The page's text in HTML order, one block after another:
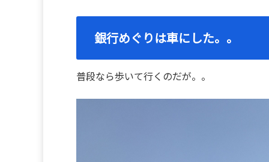
銀行めぐりは車にした。。
普段なら歩いて行くのだが。。